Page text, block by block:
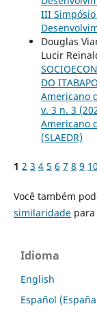
III
Douglas
Lucir
DO
Americano
v. 3 n. 3
Americano
(SLAEDR)
1 2 3 4 5 6 7 8 9 10
Você também
similaridadepara
Idioma
English
Español